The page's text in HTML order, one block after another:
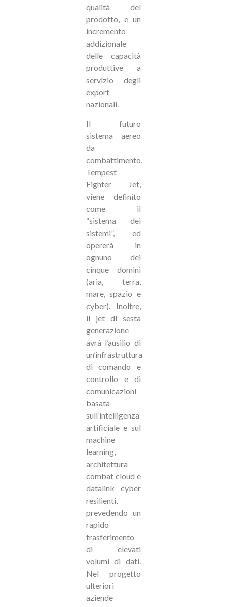
qualità del
prodotto, e un
incremento
addizionale
delle capacità
produttive a
servizio degli
export
nazionali.
Il futuro
sistema aereo
da
combattimento,
Tempest
Fighter Jet,
viene definito
come il
“sistema dei
sistemi”, ed
opererà in
ognuno dei
cinque domini
(aria, terra,
mare, spazio e
cyber). Inoltre,
il jet di sesta
generazione
avrà l’ausilio di
un’infrastruttura
di comando e
controllo e di
comunicazioni
basata
sull’intelligenza
artificiale e sul
machine
learning,
architettura
combat cloud e
datalink cyber
resilienti,
prevedendo un
rapido
trasferimento
di elevati
volumi di dati.
Nel progetto
ulteriori
aziende